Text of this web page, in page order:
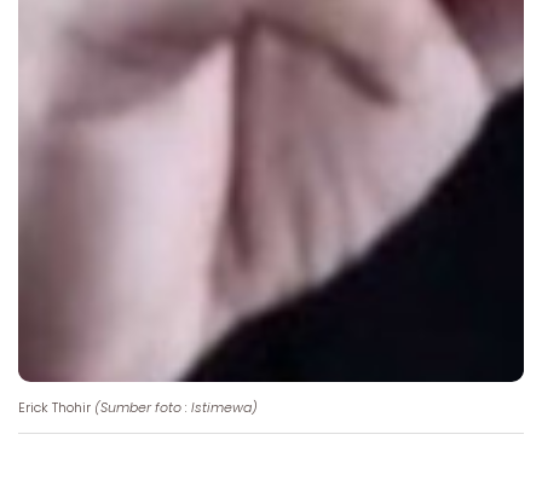
Erick Thohir (Sumber foto : Istimewa)